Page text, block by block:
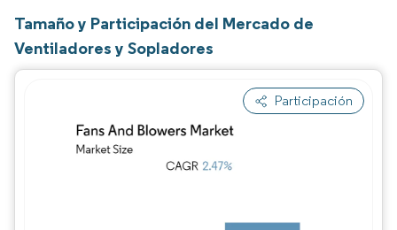
Tamaño y Participación del Mercado de
Ventiladores y Sopladores
Participación